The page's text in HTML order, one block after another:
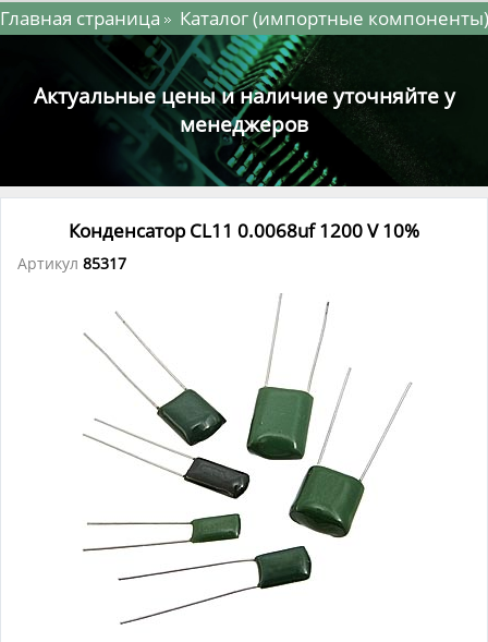
Главная страница Каталог(импортные компоненты)
Актуальные цены и наличие уточняйте у
менеджеров
Конденсатор CL11 0.0068uf 1200 V 10%
Артикул85317